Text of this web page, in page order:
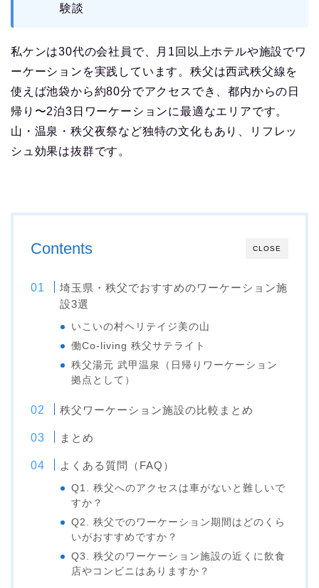
験談
私ケンは30代の会社員で、月1回以上ホテルや施設でワ
ーケーションを実践しています。秩父は西武秩父線を
使えば池袋から約80分でアクセスでき、都内からの日
帰り〜2泊3日ワーケーションに最適なエリアです。
山・温泉・秩父夜祭など独特の文化もあり、リフレッ
シュ効果は抜群です。
CLOSE
Contents
埼玉県・秩父でおすすめのワーケーション施
設3選
いこいの村ヘリテイジ美の山
働Co-living 秩父サテライト
秩父湯元 武甲温泉（日帰りワーケーション
拠点として）
秩父ワーケーション施設の比較まとめ
まとめ
よくある質問（FAQ）
Q1. 秩父へのアクセスは車がないと難しいで
すか？
Q2. 秩父でのワーケーション期間はどのくら
いがおすすめですか？
Q3. 秩父のワーケーション施設の近くに飲食
店やコンビニはありますか？